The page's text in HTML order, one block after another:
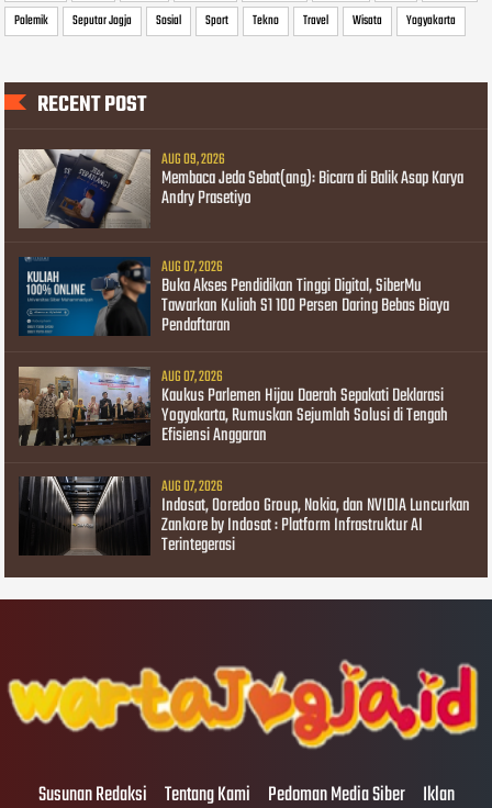
Polemik
Seputar Jogja Sosial Sport Tekno Travel Wisata Yogyakarta
RECENT POST
AUG 09, 2026
Membaca Jeda Sebat(ang): Bicara di Balik Asap Karya
Andry Prasetiyo
AUG 07, 2026
Buka Akses Pendidikan Tinggi Digital, SiberMu
Tawarkan Kuliah S1 100 Persen Daring Bebas Biaya
Pendaftaran
AUG 07, 2026
Kaukus Parlemen Hijau Daerah Sepakati Deklarasi
Yogyakarta, Rumuskan Sejumlah Solusi di Tengah
Efisiensi Anggaran
AUG 07, 2026
Indosat, Ooredoo Group, Nokia, dan NVIDIA Luncurkan
Zankore by Indosat : Platform Infrastruktur AI
Terintegerasi
Susunan Redaksi Tentang Kami Pedoman Media Siber Iklan